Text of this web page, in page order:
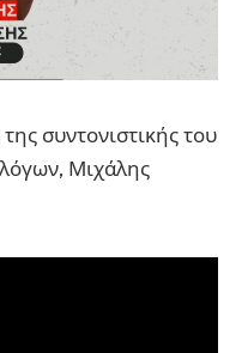
συντονιστικής του
Μιχάλης